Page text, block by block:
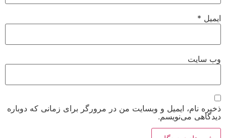
ایمیل *
وب‌ سایت
ذخیره نام، ایمیل و وبسایت من در مرورگر برای زمانی که دوباره
دیدگاهی می‌نویسم.